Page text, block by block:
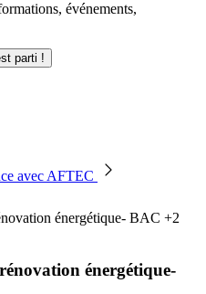
événements,
parti !
avec AFTEC
énergétique- BAC +2
énergétique-